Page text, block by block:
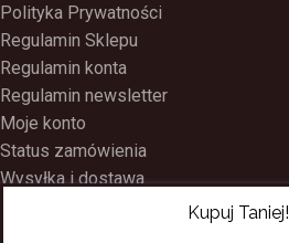
Polityka Prywatności
Regulamin Sklepu
Regulamin konta
Regulamin newsletter
Moje konto
Status zamówienia
Wysyłka i dostawa
Kupuj Taniej!